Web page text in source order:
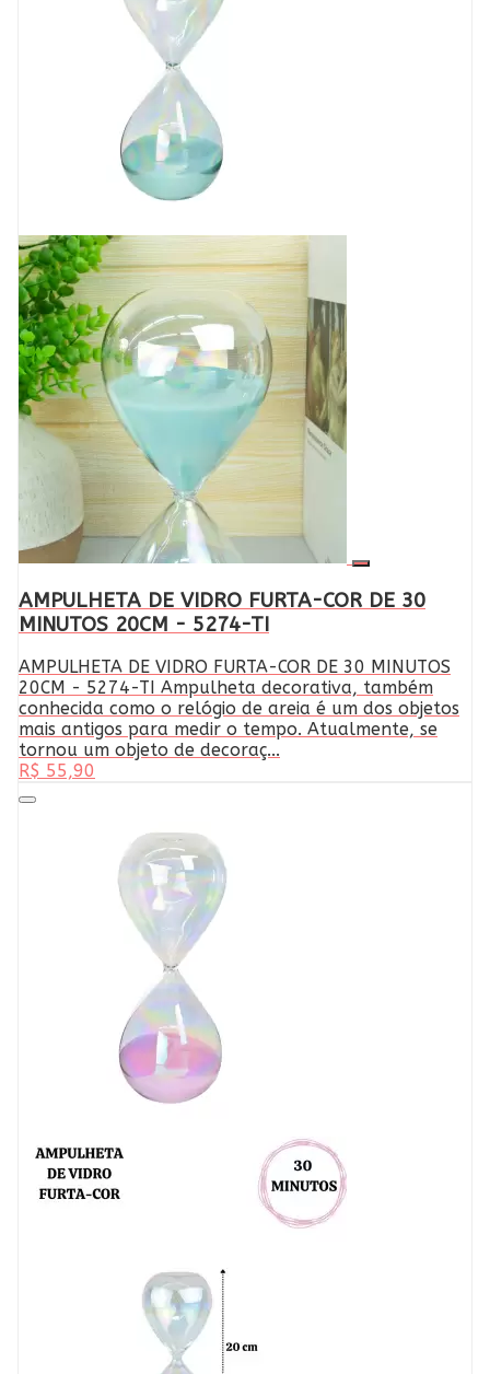
AMPULHETA DE VIDRO FURTA-COR DE 30
MINUTOS 20CM - 5274-TI
AMPULHETA DE VIDRO FURTA-COR DE 30 MINUTOS
20CM - 5274-TI Ampulheta decorativa, também
conhecida como o relógio de areia é um dos objetos
mais antigos para medir o tempo. Atualmente, se
tornou um objeto de decoraç...
R$ 55,90